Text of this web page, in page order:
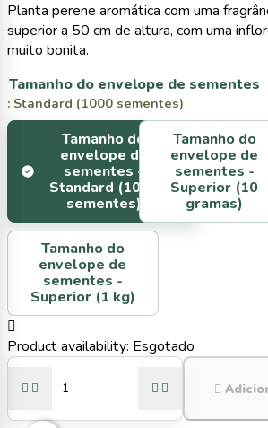
Planta perene aromática com uma
superior a 50 cm de altura, com uma
muito bonita.
Tamanho do envelope de sementes
: Standard (1000 sementes)
Tamanho do
envelope de
sementes -
Standard (1000
sementes)
Tamanho do
envelope de
sementes -
Superior (10
gramas)
Tamanho do
envelope de
sementes -
Superior (1 kg)

Product availability: Esgotado
    